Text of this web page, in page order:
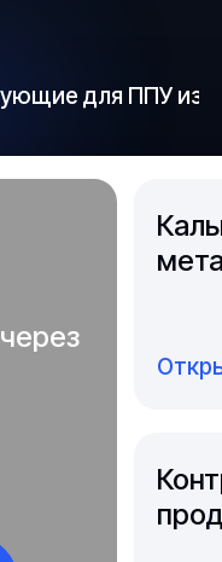
для ППУ из